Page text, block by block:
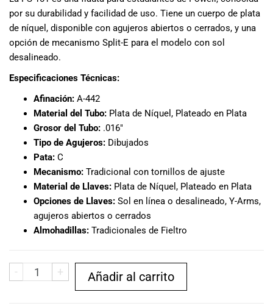
todas las
necesidades
musicales.
música está
ayudarte a
encontrar el
instrumento o
equipo de
adecuado para
ti, y ofrecerte el
mejor servicio
al cliente
posible.
precios
competitivos y
promociones
por su durabilidad y facilidad de uso. Tiene un cuerpo de plata
de níquel, disponible con agujeros abiertos o cerrados, y una
opción de mecanismo Split-E para el modelo con sol
desalineado.
Especificaciones Técnicas:
Afinación: A-442
Material del Tubo: Plata de Níquel, Plateado en Plata
Grosor del Tubo: .016″
Tipo de Agujeros: Dibujados
Pata: C
Mecanismo: Tradicional con tornillos de ajuste
Material de Llaves: Plata de Níquel, Plateado en Plata
Opciones de Llaves: Sol en línea o desalineado, Y-Arms,
agujeros abiertos o cerrados
Almohadillas: Tradicionales de Fieltro
- + Añadir al carrito